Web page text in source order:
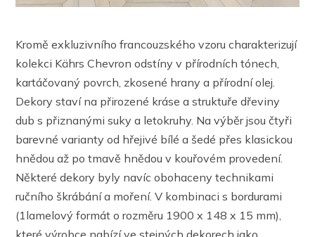
Kromě exkluzivního francouzského vzoru charakterizují
kolekci Kährs Chevron odstíny v přírodních tónech,
kartáčovaný povrch, zkosené hrany a přírodní olej.
Dekory staví na přirozené kráse a struktuře dřeviny
dub s přiznanými suky a letokruhy. Na výběr jsou čtyři
barevné varianty od hřejivé bílé a šedé přes klasickou
hnědou až po tmavě hnědou v kouřovém provedení.
Některé dekory byly navíc obohaceny technikami
ručního škrábání a moření. V kombinaci s bordurami
(1lamelový formát o rozměru 1900 x 148 x 15 mm),